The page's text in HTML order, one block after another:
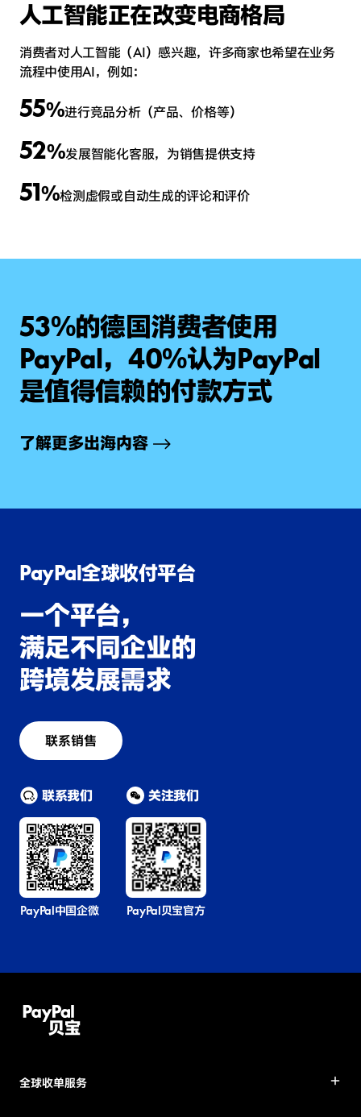
人工智能正在改变电商格局
消费者对人工智能（AI）感兴趣，许多商家也希望在业务
流程中使用AI，例如：
55%进行竞品分析（产品、价格等）
52%发展智能化客服，为销售提供支持
51%检测虚假或自动生成的评论和评价
53%的德国消费者使用
PayPal， 40%认为PayPal
是值得信赖的付款方式
了解更多出海内容
PayPal全球收付平台
一个平台，
满足不同企业的
跨境发展需求
联系销售
联系我们
PayPal中国企微
关注我们
PayPal贝宝官方
全球收单服务